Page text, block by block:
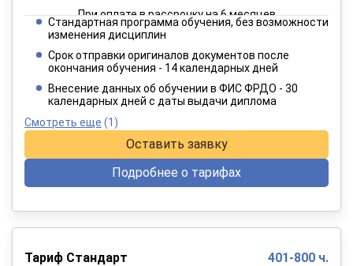
При оплате в рассрочку на 6 месяцев
2 749 руб.
При оплате в рассрочку на 12 месяцев
Стандартная программа обучения, без возможности
изменения дисциплин
Срок отправки оригиналов документов после
окончания обучения - 14 календарных дней
Внесение данных об обучении в ФИС ФРДО - 30
календарных дней с даты выдачи диплома
Смотреть еще (1)
Оставить заявку
Подробнее о тарифах
Тариф Стандарт 401-800 ч.